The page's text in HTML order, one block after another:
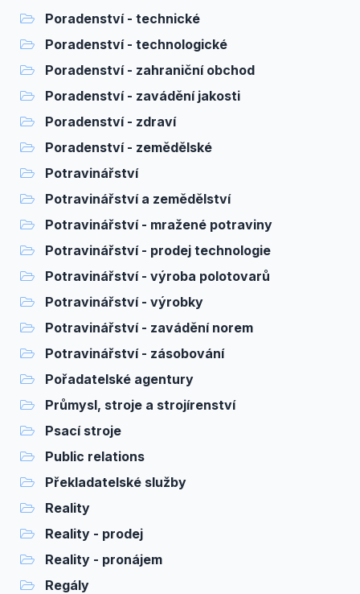
Poradenství - technické
Poradenství - technologické
Poradenství - zahraniční obchod
Poradenství - zavádění jakosti
Poradenství - zdraví
Poradenství - zemědělské
Potravinářství
Potravinářství a zemědělství
Potravinářství - mražené potraviny
Potravinářství - prodej technologie
Potravinářství - výroba polotovarů
Potravinářství - výrobky
Potravinářství - zavádění norem
Potravinářství - zásobování
Pořadatelské agentury
Průmysl, stroje a strojírenství
Psací stroje
Public relations
Překladatelské služby
Reality
Reality - prodej
Reality - pronájem
Regály